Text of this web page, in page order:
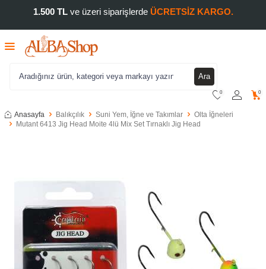
1.500 TLve üzeri siparişlerde ÜCRETSİZ KARGO.
Ara
0 0
Anasayfa Balıkçılık Suni Yem, İğne ve Takımlar
Olta İğneleri
Mutant 6413 Jig Head Moite 4lü Mix Set Tırnaklı Jig Head